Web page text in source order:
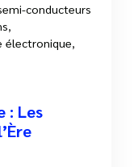
conducteurs
électronique
: Les